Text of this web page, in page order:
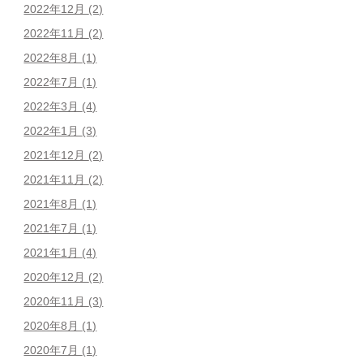
2022年12月 (2)
2022年11月 (2)
2022年8月 (1)
2022年7月 (1)
2022年3月 (4)
2022年1月 (3)
2021年12月 (2)
2021年11月 (2)
2021年8月 (1)
2021年7月 (1)
2021年1月 (4)
2020年12月 (2)
2020年11月 (3)
2020年8月 (1)
2020年7月 (1)